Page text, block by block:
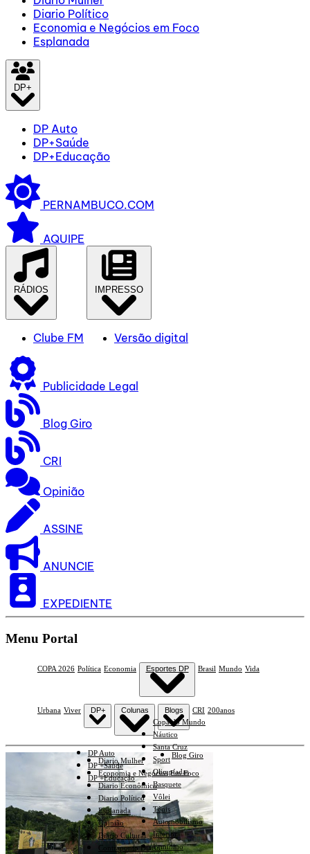
Diario Político
Economia e Negócios em Foco
Esplanada
DP+
DP Auto
DP+Saúde
DP+Educação
PERNAMBUCO.COM
AQUIPE
RÁDIOS
Clube FM
IMPRESSO
Versão digital
Publicidade Legal
Blog Giro
CRI
Opinião
ASSINE
ANUNCIE
EXPEDIENTE
Menu Portal
COPA 2026 Política Economia Esportes DP
Copa do Mundo
Náutico
Santa Cruz
Sport
Olimpíadas
Basquete
Vôlei
Tênis
Automobilismo
Interior
Feminino
Brasil Mundo Vida
Urbana Viver DP+
DP Auto
DP +Saúde
DP +Educação
Colunas
Diario Mulher
Economia e Negócios Em Foco
Diario Econômico
Diario Político
Esplanada
Opinião
Diario Cultural
Contraponto Diario
Blogs
Blog Giro
CRI 200anos